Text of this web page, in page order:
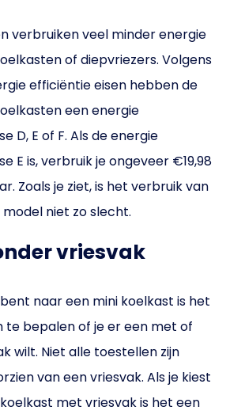
verbruiken veel minder energie
of diepvriezers. Volgens
efficiëntie eisen hebben de
een energie
D, E of F. Als de energie
E is, verbruik je ongeveer €19,98
Zoals je ziet, is het verbruik van
niet zo slecht.
vriesvak
naar een mini koelkast is het
te bepalen of je er een met of
wilt. Niet alle toestellen zijn
van een vriesvak. Als je kiest
met vriesvak is het een